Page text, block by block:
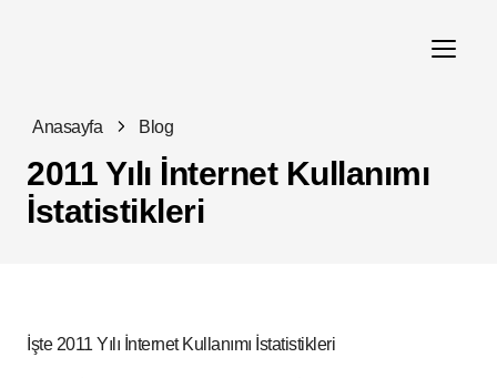
Anasayfa Blog
2011 Yılı İnternet Kullanımı
İstatistikleri
İşte 2011 Yılı İnternet Kullanımı İstatistikleri